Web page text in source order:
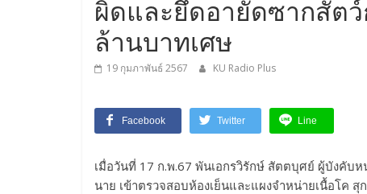
ผิดและยึดอายัดซากสัต
ล้านบาทเศษ
19 กุมภาพันธ์ 2567 KU Radio Plus
Facebook Twitter Line
เมื่อวันที่ 17 ก.พ.67 พันเอกรวิรักษ์ สัตตบุศย์ ผู้บังคับ
นาย เข้าตรวจสอบห้องเย็นและแผงจำหน่ายเนื้อโค